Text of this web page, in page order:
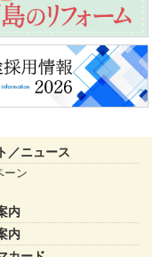
／ニュース
ーン
内
内